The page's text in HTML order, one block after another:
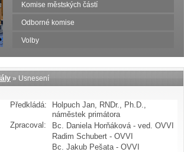
Komise městských částí
Odborné komise
Volby
» Usnesení
Předkládá:
Holpuch Jan, RNDr., Ph.D.,
náměstek primátora
Zpracoval:
Bc. Daniela Horňáková - ved. OVVI
Radim Schubert - OVVI
Bc. Jakub Pešata - OVVI